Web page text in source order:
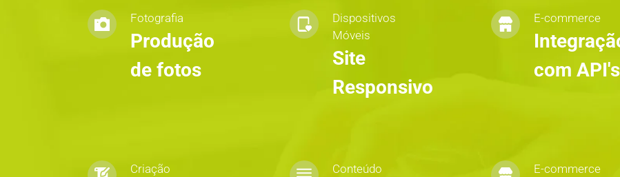
Fotografia
Produção
de fotos
Dispositivos
Móveis
Site
Responsivo
E-commerce
com API's
Criação Conteúdo E-commerce